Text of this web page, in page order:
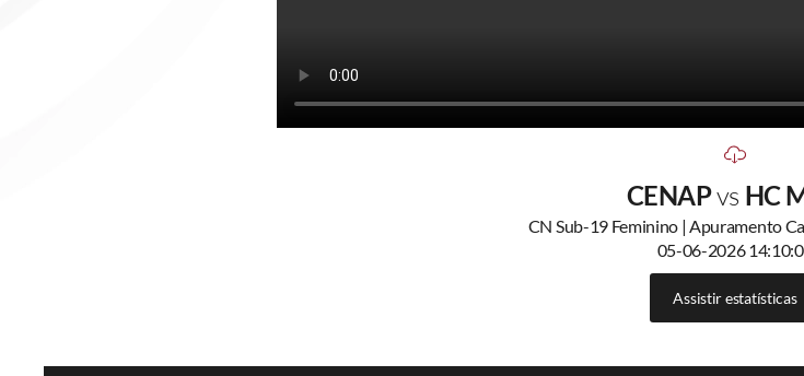
CENAPvs HC
CN Sub-19 Feminino | Apuramento
05-06-2026
Assistir estatísticas